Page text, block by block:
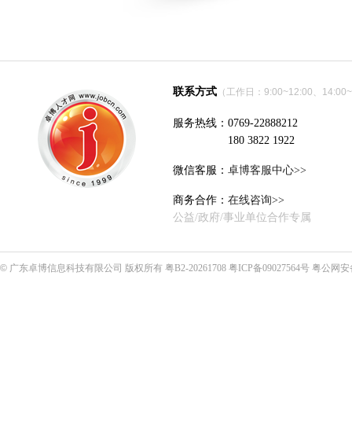
联系方式 （工作日：9:00~12:00、
服务热线：0769-22888212
180 3822 1922
微信客服： 卓博客服中心>>
商务合作： 在线咨询>>
公益/政府/事业单位合作专属
© 广东卓博信息科技有限公司 版权所有 粤B2-20261708 粤ICP备09027564号 粤公网安